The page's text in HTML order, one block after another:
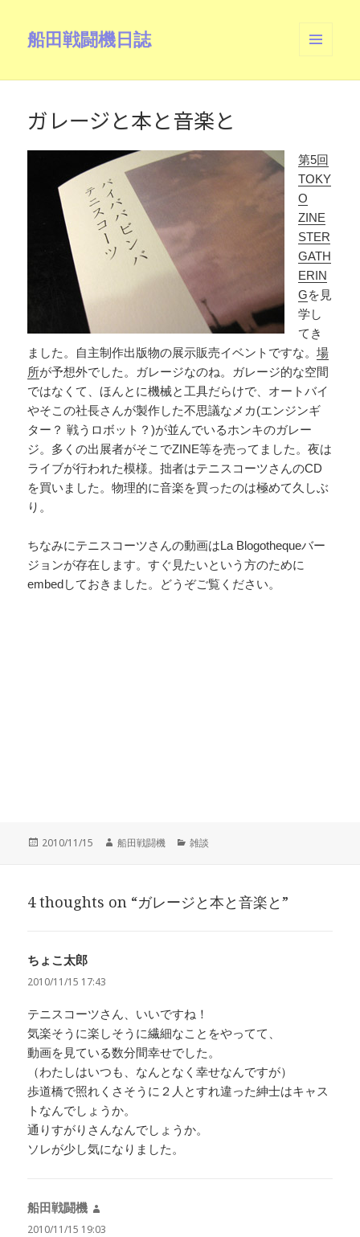
船田戦闘機日誌
ーとウ
ガレージと本と音楽と
第5回
TOKY
O
ZINE
STER
GATH
ERIN
Gを見
学し
てき
ました。自主制作出版物の展示販売イベントですな。場
所が予想外でした。ガレージなのね。ガレージ的な空間
ではなくて、ほんとに機械と工具だらけで、オートバイ
やそこの社長さんが製作した不思議なメカ(エンジンギ
ター？ 戦うロボット？)が並んでいるホンキのガレー
ジ。多くの出展者がそこでZINE等を売ってました。夜は
ライブが行われた模様。拙者はテニスコーツさんのCD
を買いました。物理的に音楽を買ったのは極めて久しぶ
り。
ちなみにテニスコーツさんの動画はLa Blogothequeバー
ジョンが存在します。すぐ見たいという方のために
embedしておきました。どうぞご覧ください。
投
2010/11/15
作
船田戦闘機
カ
ー
雑談
4 thoughts on “ガレージと本と音楽と”
ちょこ太郎
り:
2010/11/15 17:43
テニスコーツさん、いいですね！
気楽そうに楽しそうに繊細なことをやってて、
動画を見ている数分間幸せでした。
（わたしはいつも、なんとなく幸せなんですが）
歩道橋で照れくさそうに２人とすれ違った紳士はキャス
トなんでしょうか。
通りすがりさんなんでしょうか。
ソレが少し気になりました。
船田戦闘機
り:
2010/11/15 19:03